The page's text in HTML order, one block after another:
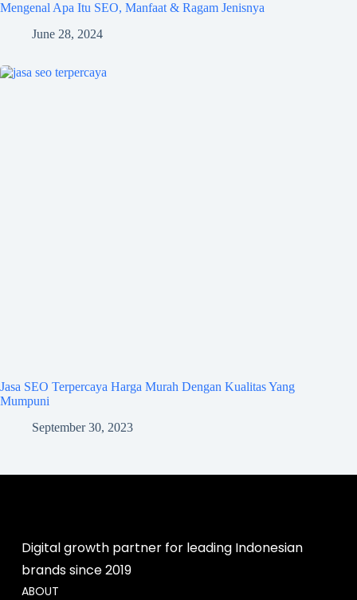
Mengenal Apa Itu SEO, Manfaat & Ragam Jenisnya
June 28, 2024
Jasa SEO Terpercaya Harga Murah Dengan Kualitas Yang
Mumpuni
September 30, 2023
Digital growth partner for leading Indonesian
brands since 2019
ABOUT